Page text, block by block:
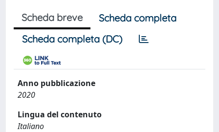
Scheda breve
Scheda completa
Scheda completa (DC)
Anno pubblicazione
2020
Lingua del contenuto
Italiano